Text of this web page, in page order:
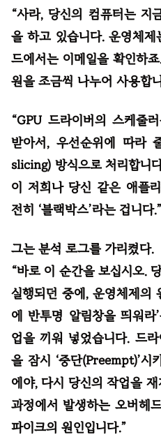
“사라, 당신의 컴퓨터는 지
을 하고 있습니다. 운영체
드에서는 이메일을 확인하
원을 조금씩 나누어 사용합
“GPU 드라이버의 스케줄
받아서, 우선순위에 따라
slicing) 방식으로 처리합니
이 저희나 당신 같은 애플
전히 ‘블랙박스’라는 겁니다.”
그는 분석 로그를 가리켰다.
“바로 이 순간을 보십시오.
실행되던 중에, 운영체제의
에 반투명 알림창을 띄워
업을 끼워 넣었습니다. 드
을 잠시 ‘중단(Preempt)’시
에야, 다시 당신의 작업을
과정에서 발생하는 오버헤
파이크의 원인입니다.”